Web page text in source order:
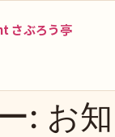
さぶろう亭
: お